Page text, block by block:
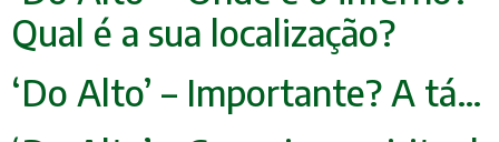
Qual é a sua localização?
‘Do Alto’ – Importante? A tá…